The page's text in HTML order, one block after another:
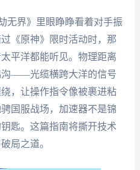
无界》里眼睁睁看着对手振
《原神》限时活动时，那
平洋都能听见。物理距离
沟——光缆横跨大洋的信号
，让操作指令像被裹进粘
国服战场，加速器不是锦
匙。这篇指南将撕开技术
局之道。